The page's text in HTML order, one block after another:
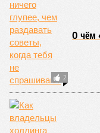
2
О чём